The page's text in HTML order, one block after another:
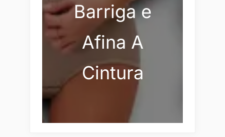
Barriga e
Afina A
Cintura